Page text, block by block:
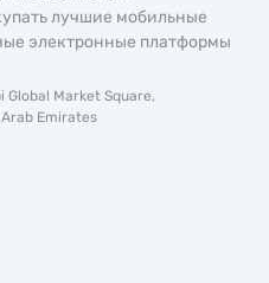
лучшие мобильные
электронные платформы
Global Market Square,
Emirates